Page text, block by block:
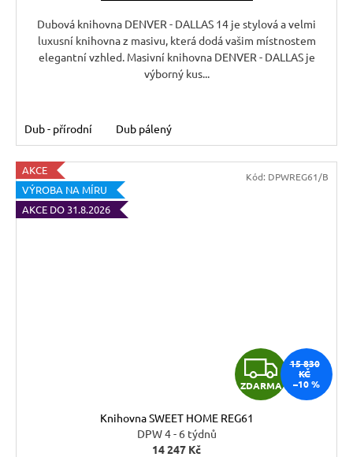
A
Dubová knihovna DENVER - DALLAS 14 je stylová a velmi
luxusní knihovna z masivu, která dodá vašim místnostem
elegantní vzhled. Masivní knihovna DENVER - DALLAS je
výborný kus...
Dub - přírodní Dub pálený
AKCE
VÝROBA NA MÍRU
AKCE DO 31.8.2026
Z
D
ZDARMA
15 830
KČ
–10 %
Knihovna SWEET HOME REG61
DPW 4 - 6 týdnů
14 247 Kč
Kód: DPWREG61/B